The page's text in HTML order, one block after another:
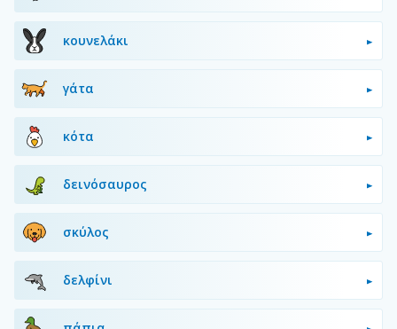
κουνελάκι
γάτα
κότα
δεινόσαυρος
σκύλος
δελφίνι